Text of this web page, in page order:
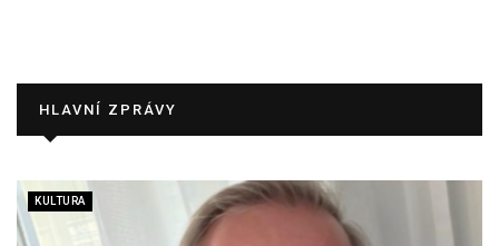
HLAVNÍ ZPRÁVY
KULTURA